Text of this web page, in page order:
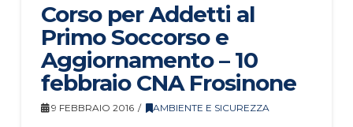
Corso per Addetti al
Primo Soccorso e
Aggiornamento – 10
febbraio CNA Frosinone
9 FEBBRAIO 2016 AMBIENTE E SICUREZZA